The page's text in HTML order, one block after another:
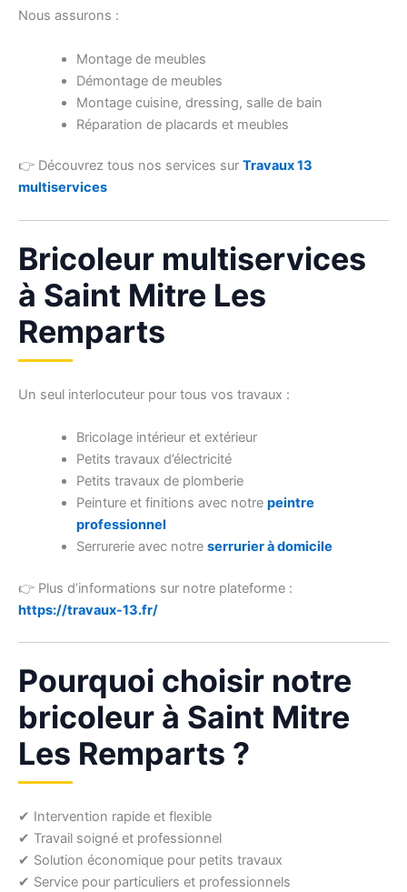
Nous assurons :
Montage de meubles
Démontage de meubles
Montage cuisine, dressing, salle de bain
Réparation de placards et meubles
👉 Découvrez tous nos services sur Travaux 13
multiservices
Bricoleur multiservices
à Saint Mitre Les
Remparts
Un seul interlocuteur pour tous vos travaux :
Bricolage intérieur et extérieur
Petits travaux d’électricité
Petits travaux de plomberie
Peinture et finitions avec notre peintre
professionnel
Serrurerie avec notre serrurier à domicile
👉 Plus d’informations sur notre plateforme :
https://travaux-13.fr/
Pourquoi choisir notre
bricoleur à Saint Mitre
Les Remparts ?
✔ Intervention rapide et flexible
✔ Travail soigné et professionnel
✔ Solution économique pour petits travaux
✔ Service pour particuliers et professionnels